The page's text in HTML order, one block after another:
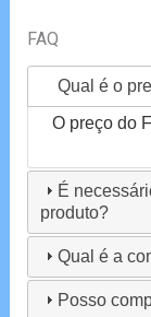
FAQ
Qual é o
O preço do
É
produto?
Qual é a
Posso